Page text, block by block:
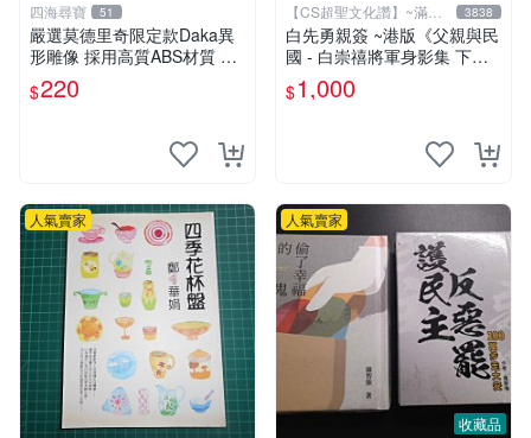
四海尋寶 51
嚴選莫德里奇限定款Daka異
形雕像 採用高質ABS材質 聲
光動力顯示 適合收藏家 國際
足壇巨星 異形造型 限量版 A
$220
【CS超聖文化讚】~滿千
元送運
3838
白先勇親簽 ~港版《父親與民
國 - 白崇禧將軍身影集 下
冊》白先勇編 天地出版 2012
年初版 .香港【CS超聖文化
$1,000
人氣賣家
收藏品
人氣賣家